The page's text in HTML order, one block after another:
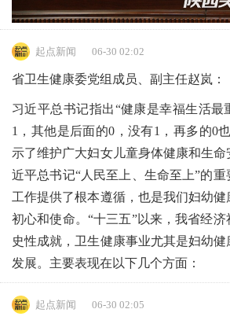
起点新闻 06-30 02:02
省卫生健康委党组成员、副主任赵岚：
习近平总书记指出“健康是幸福生活最
1，其他是后面的0，没有1，再多的0
示了维护广大妇女儿童身体健康和生
近平总书记“人民至上、生命至上”的
工作提供了根本遵循，也是我们妇幼
初心和使命。“十三五”以来，我省经
史性成就，卫生健康事业尤其是妇幼
发展。主要表现在以下几个方面：
起点新闻 06-30 02:05